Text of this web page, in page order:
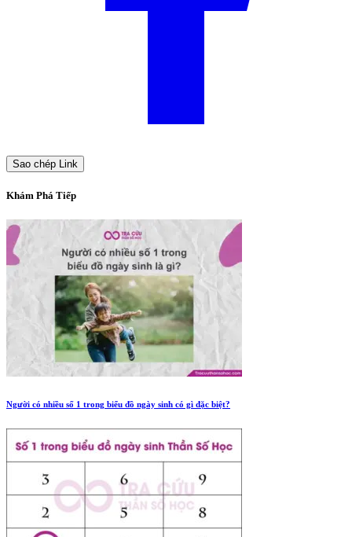
Sao chép Link
Khám Phá Tiếp
Người có nhiều số 1 trong biểu đồ ngày sinh có gì đặc biệt?